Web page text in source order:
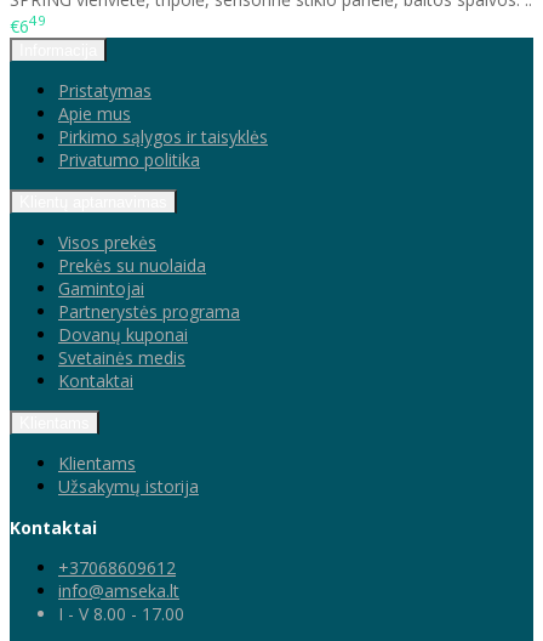
€649
Pristatymas
Apie mus
Pirkimo sąlygos ir taisyklės
Privatumo politika
Visos prekės
Prekės su nuolaida
Gamintojai
Partnerystės programa
Dovanų kuponai
Svetainės medis
Kontaktai
Klientams
Užsakymų istorija
Kontaktai
+37068609612
info@amseka.lt
I - V 8.00 - 17.00